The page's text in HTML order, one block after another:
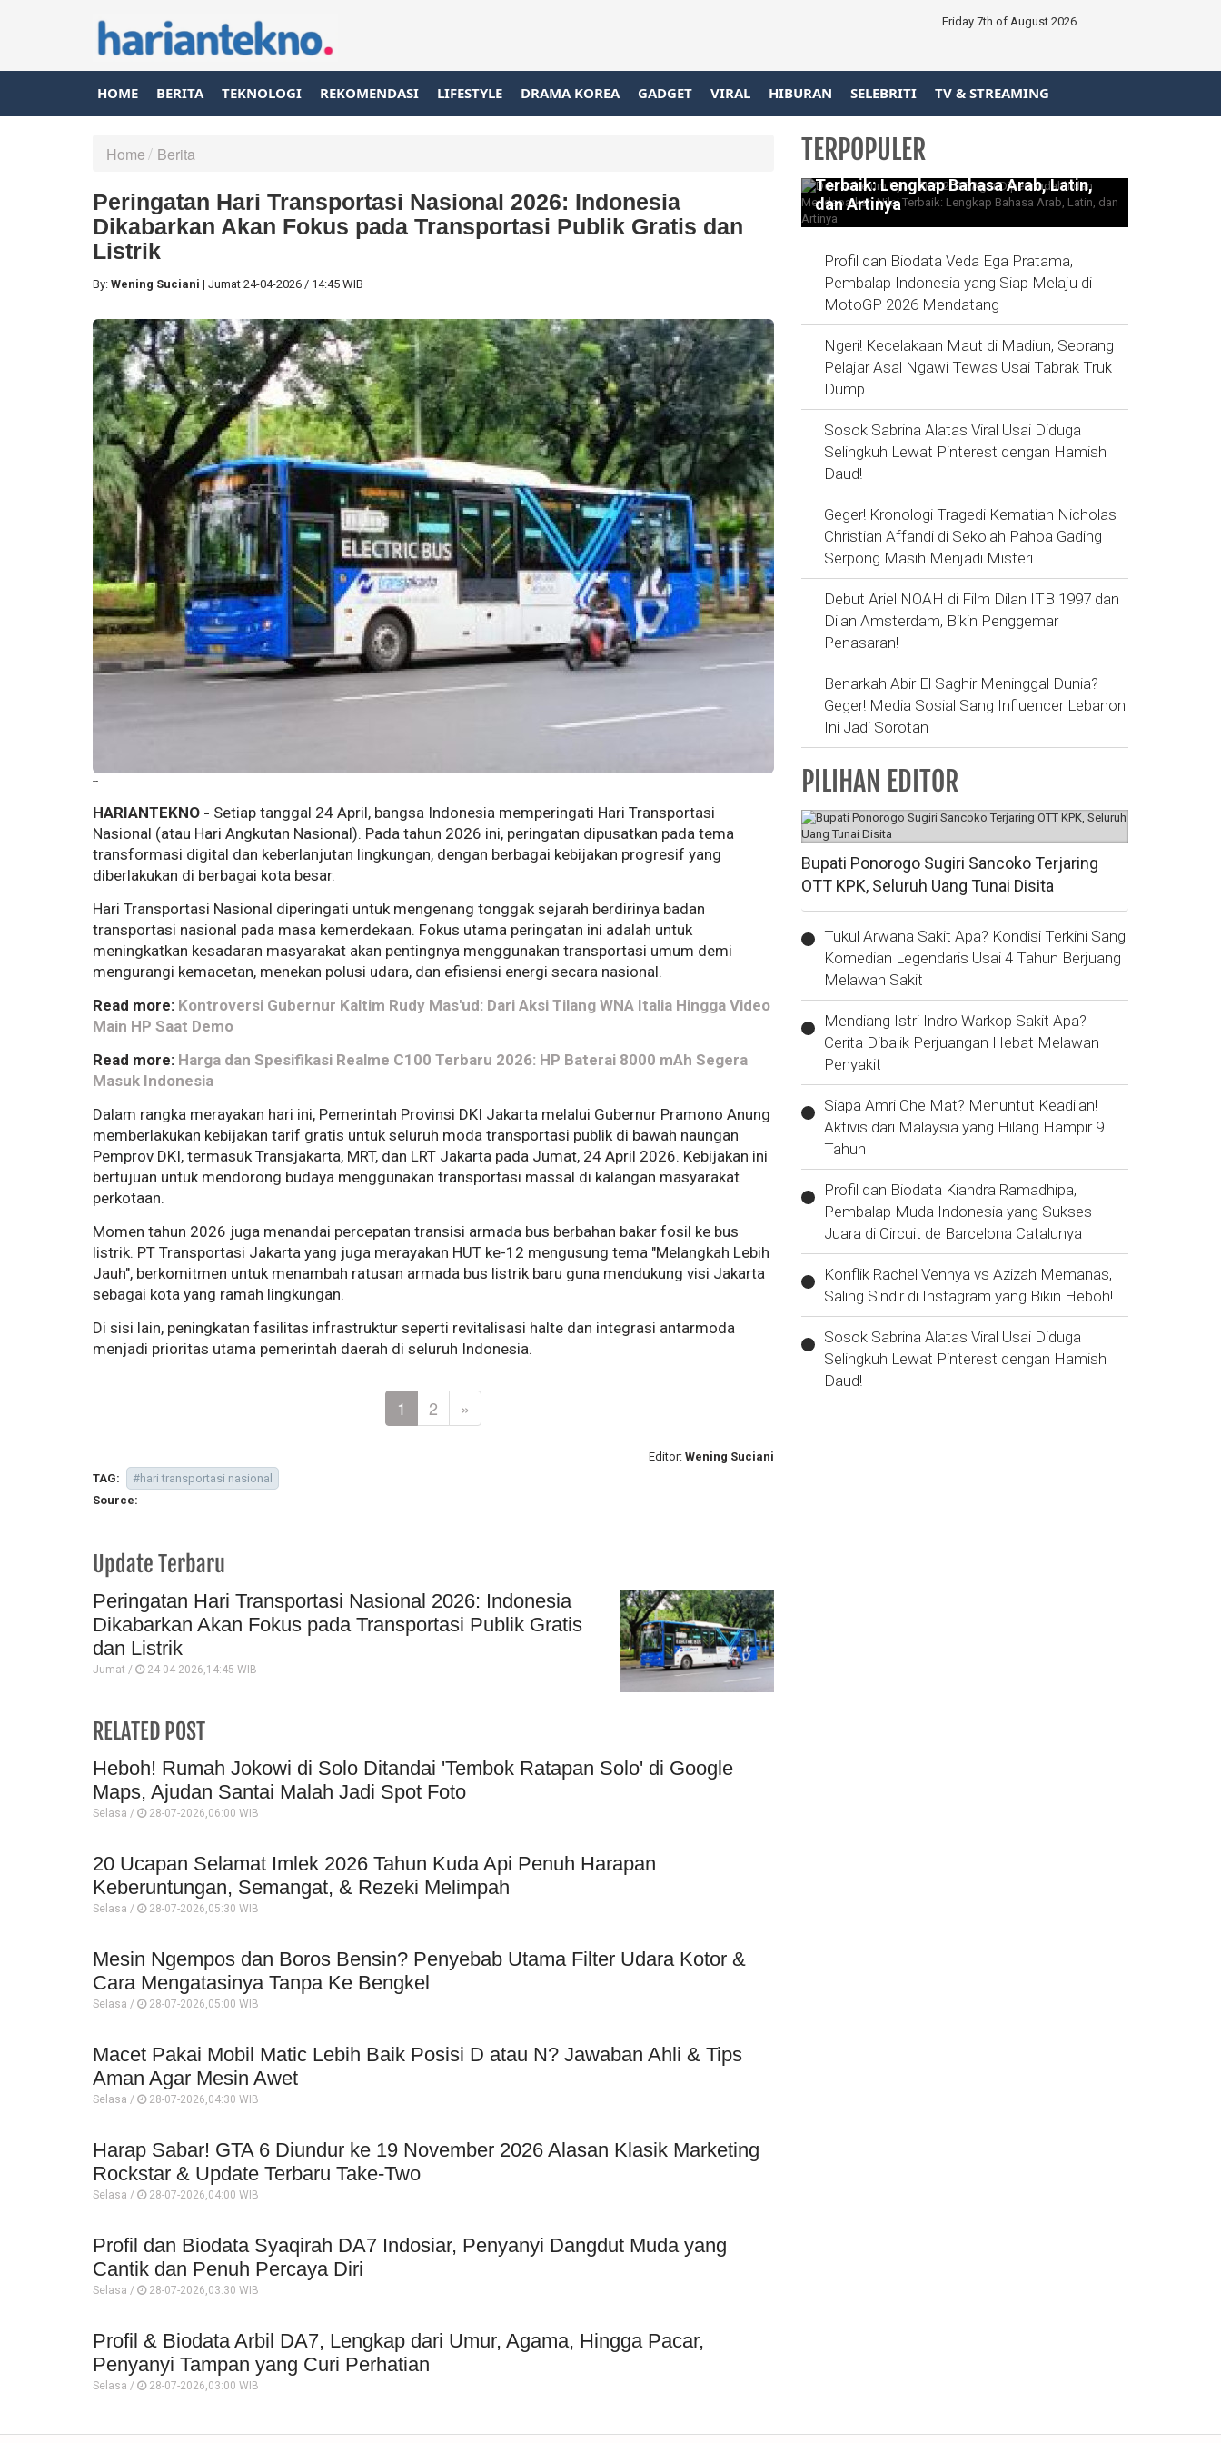
Friday 7th of August 2026
HOME BERITA TEKNOLOGI REKOMENDASI LIFESTYLE DRAMA KOREA GADGET VIRAL HIBURAN SELEBRITI TV & STREAMING
Home Berita
Peringatan Hari Transportasi Nasional 2026: Indonesia
Dikabarkan Akan Fokus pada Transportasi Publik Gratis dan
Listrik
By: Wening Suciani | Jumat 24-04-2026 / 14:45 WIB
--
HARIANTEKNO - Setiap tanggal 24 April, bangsa Indonesia memperingati Hari Transportasi
Nasional (atau Hari Angkutan Nasional). Pada tahun 2026 ini, peringatan dipusatkan pada tema
transformasi digital dan keberlanjutan lingkungan, dengan berbagai kebijakan progresif yang
diberlakukan di berbagai kota besar.
Hari Transportasi Nasional diperingati untuk mengenang tonggak sejarah berdirinya badan
transportasi nasional pada masa kemerdekaan. Fokus utama peringatan ini adalah untuk
meningkatkan kesadaran masyarakat akan pentingnya menggunakan transportasi umum demi
mengurangi kemacetan, menekan polusi udara, dan efisiensi energi secara nasional.
Read more: Kontroversi Gubernur Kaltim Rudy Mas'ud: Dari Aksi Tilang WNA Italia Hingga Video
Main HP Saat Demo
Read more: Harga dan Spesifikasi Realme C100 Terbaru 2026: HP Baterai 8000 mAh Segera
Masuk Indonesia
Dalam rangka merayakan hari ini, Pemerintah Provinsi DKI Jakarta melalui Gubernur Pramono Anung
memberlakukan kebijakan tarif gratis untuk seluruh moda transportasi publik di bawah naungan
Pemprov DKI, termasuk Transjakarta, MRT, dan LRT Jakarta pada Jumat, 24 April 2026. Kebijakan ini
bertujuan untuk mendorong budaya menggunakan transportasi massal di kalangan masyarakat
perkotaan.
Momen tahun 2026 juga menandai percepatan transisi armada bus berbahan bakar fosil ke bus
listrik. PT Transportasi Jakarta yang juga merayakan HUT ke-12 mengusung tema "Melangkah Lebih
Jauh", berkomitmen untuk menambah ratusan armada bus listrik baru guna mendukung visi Jakarta
sebagai kota yang ramah lingkungan.
Di sisi lain, peningkatan fasilitas infrastruktur seperti revitalisasi halte dan integrasi antarmoda
menjadi prioritas utama pemerintah daerah di seluruh Indonesia.
1 2 »
Editor: Wening Suciani
TAG:
#hari transportasi nasional
Source:
Update Terbaru
Peringatan Hari Transportasi Nasional 2026: Indonesia
Dikabarkan Akan Fokus pada Transportasi Publik Gratis
dan Listrik
Jumat / 24-04-2026,14:45 WIB
RELATED POST
Heboh! Rumah Jokowi di Solo Ditandai 'Tembok Ratapan Solo' di Google
Maps, Ajudan Santai Malah Jadi Spot Foto
Selasa / 28-07-2026,06:00 WIB
20 Ucapan Selamat Imlek 2026 Tahun Kuda Api Penuh Harapan
Keberuntungan, Semangat, & Rezeki Melimpah
Selasa / 28-07-2026,05:30 WIB
Mesin Ngempos dan Boros Bensin? Penyebab Utama Filter Udara Kotor &
Cara Mengatasinya Tanpa Ke Bengkel
Selasa / 28-07-2026,05:00 WIB
Macet Pakai Mobil Matic Lebih Baik Posisi D atau N? Jawaban Ahli & Tips
Aman Agar Mesin Awet
Selasa / 28-07-2026,04:30 WIB
Harap Sabar! GTA 6 Diundur ke 19 November 2026 Alasan Klasik Marketing
Rockstar & Update Terbaru Take-Two
Selasa / 28-07-2026,04:00 WIB
Profil dan Biodata Syaqirah DA7 Indosiar, Penyanyi Dangdut Muda yang
Cantik dan Penuh Percaya Diri
Selasa / 28-07-2026,03:30 WIB
Profil & Biodata Arbil DA7, Lengkap dari Umur, Agama, Hingga Pacar,
Penyanyi Tampan yang Curi Perhatian
Selasa / 28-07-2026,03:00 WIB
TERPOPULER
Doa Sebelum Ujian TKA 2026 Agar
Dipermudahh dan Mendapatkan Nilai
Terbaik: Lengkap Bahasa Arab, Latin,
dan Artinya
Profil dan Biodata Veda Ega Pratama,
Pembalap Indonesia yang Siap Melaju di
MotoGP 2026 Mendatang
Ngeri! Kecelakaan Maut di Madiun, Seorang
Pelajar Asal Ngawi Tewas Usai Tabrak Truk
Dump
Sosok Sabrina Alatas Viral Usai Diduga
Selingkuh Lewat Pinterest dengan Hamish
Daud!
Geger! Kronologi Tragedi Kematian Nicholas
Christian Affandi di Sekolah Pahoa Gading
Serpong Masih Menjadi Misteri
Debut Ariel NOAH di Film Dilan ITB 1997 dan
Dilan Amsterdam, Bikin Penggemar
Penasaran!
Benarkah Abir El Saghir Meninggal Dunia?
Geger! Media Sosial Sang Influencer Lebanon
Ini Jadi Sorotan
PILIHAN EDITOR
Bupati Ponorogo Sugiri Sancoko Terjaring
OTT KPK, Seluruh Uang Tunai Disita
Tukul Arwana Sakit Apa? Kondisi Terkini Sang
Komedian Legendaris Usai 4 Tahun Berjuang
Melawan Sakit
Mendiang Istri Indro Warkop Sakit Apa?
Cerita Dibalik Perjuangan Hebat Melawan
Penyakit
Siapa Amri Che Mat? Menuntut Keadilan!
Aktivis dari Malaysia yang Hilang Hampir 9
Tahun
Profil dan Biodata Kiandra Ramadhipa,
Pembalap Muda Indonesia yang Sukses
Juara di Circuit de Barcelona Catalunya
Konflik Rachel Vennya vs Azizah Memanas,
Saling Sindir di Instagram yang Bikin Heboh!
Sosok Sabrina Alatas Viral Usai Diduga
Selingkuh Lewat Pinterest dengan Hamish
Daud!